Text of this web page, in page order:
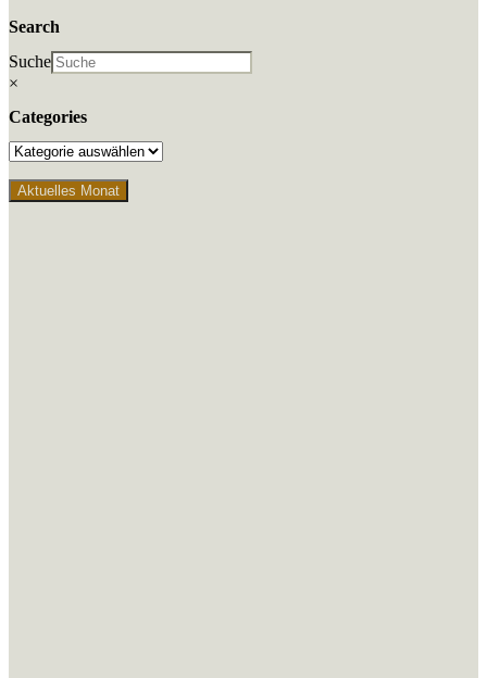
Search
Suche
×
Categories
Aktuelles Monat